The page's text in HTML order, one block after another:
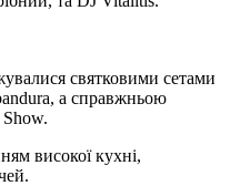
святковими сетами
а справжньою
Show.
високої кухні,